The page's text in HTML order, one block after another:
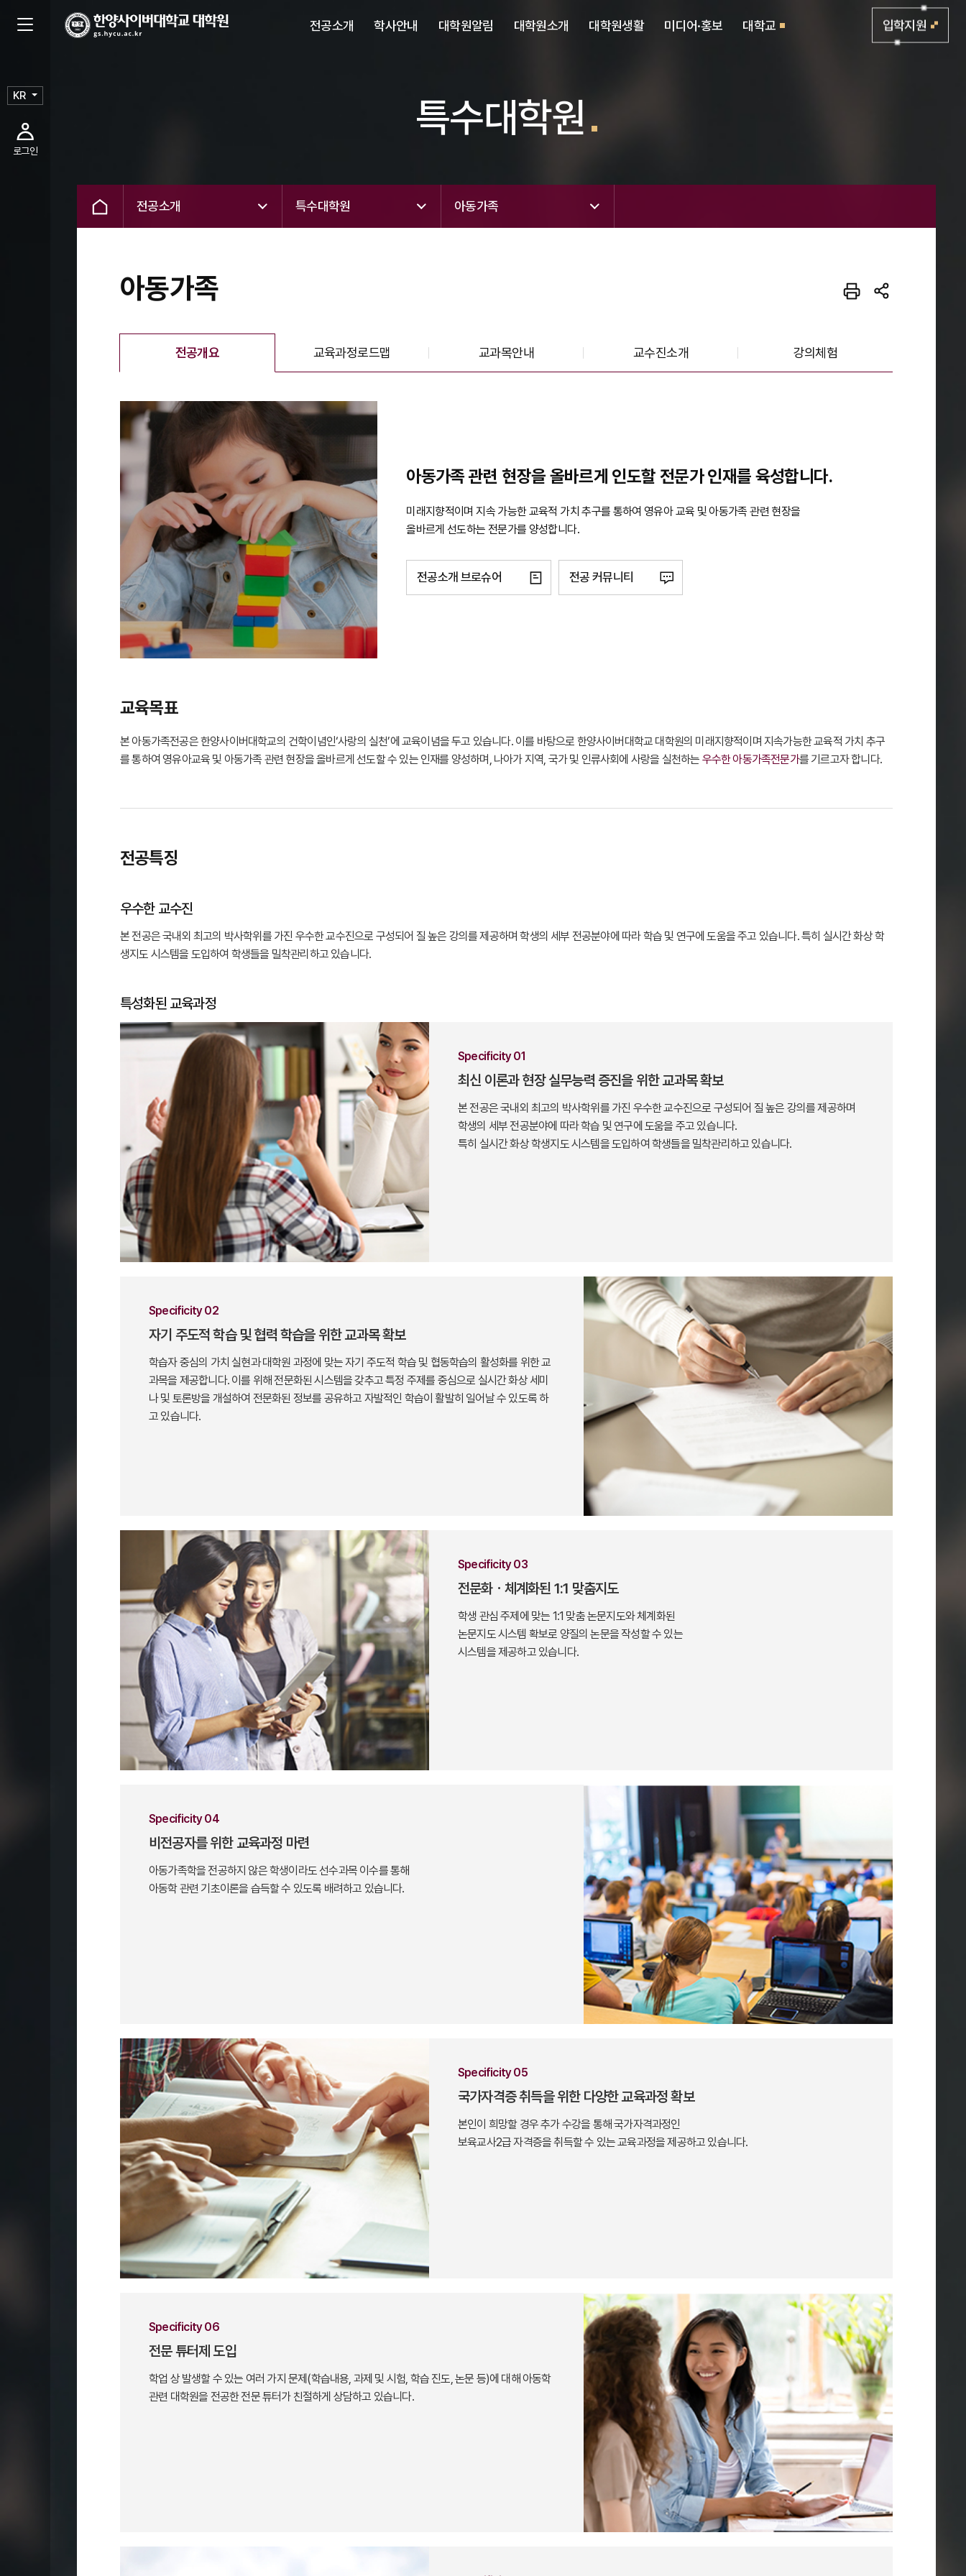
전공소개 학사안내 대학원알림 대학원소개 대학원생활 미디어·홍보 대학교 입학지원
KR
로그인
특수대학원
전공소개 특수대학원 아동가족
아동가족
전공개요
교육과정로드맵 교과목안내 교수진소개 강의체험
전공개요
아동가족 관련 현장을 올바르게 인도할 전문가 인재를 육성합니다.
미래지향적이며 지속 가능한 교육적 가치 추구를 통하여 영유아 교육 및 아동가족 관련 현장을
올바르게 선도하는 전문가를 양성합니다.
전공소개 브로슈어 전공 커뮤니티
교육목표
본 아동가족전공은 한양사이버대학교의 건학이념인‘사랑의 실천’에 교육이념을 두고 있습니다. 이를 바탕으로 한양사이버대학교 대학원의 미래지향적이며 지속가능한 교육적 가치 추구
를 통하여 영유아교육 및 아동가족 관련 현장을 올바르게 선도할 수 있는 인재를 양성하며, 나아가 지역, 국가 및 인류사회에 사랑을 실천하는 우수한 아동가족전문가를 기르고자 합니다.
전공특징
우수한 교수진
본 전공은 국내외 최고의 박사학위를 가진 우수한 교수진으로 구성되어 질 높은 강의를 제공하며 학생의 세부 전공분야에 따라 학습 및 연구에 도움을 주고 있습니다. 특히 실시간 화상 학
생지도 시스템을 도입하여 학생들을 밀착관리하고 있습니다.
특성화된 교육과정
Specificity 01
최신 이론과 현장 실무능력 증진을 위한 교과목 확보
본 전공은 국내외 최고의 박사학위를 가진 우수한 교수진으로 구성되어 질 높은 강의를 제공하며
학생의 세부 전공분야에 따라 학습 및 연구에 도움을 주고 있습니다.
특히 실시간 화상 학생지도 시스템을 도입하여 학생들을 밀착관리하고 있습니다.
Specificity 02
자기 주도적 학습 및 협력 학습을 위한 교과목 확보
학습자 중심의 가치 실현과 대학원 과정에 맞는 자기 주도적 학습 및 협동학습의 활성화를 위한 교
과목을 제공합니다. 이를 위해 전문화된 시스템을 갖추고 특정 주제를 중심으로 실시간 화상 세미
나 및 토론방을 개설하여 전문화된 정보를 공유하고 자발적인 학습이 활발히 일어날 수 있도록 하
고 있습니다.
Specificity 03
전문화ㆍ체계화된 1:1 맞춤지도
학생 관심 주제에 맞는 1:1 맞춤 논문지도와 체계화된
논문지도 시스템 확보로 양질의 논문을 작성할 수 있는
시스템을 제공하고 있습니다.
Specificity 04
비전공자를 위한 교육과정 마련
아동가족학을 전공하지 않은 학생이라도 선수과목 이수를 통해
아동학 관련 기초이론을 습득할 수 있도록 배려하고 있습니다.
Specificity 05
국가자격증 취득을 위한 다양한 교육과정 확보
본인이 희망할 경우 추가 수강을 통해 국가자격과정인
보육교사2급 자격증을 취득할 수 있는 교육과정을 제공하고 있습니다.
Specificity 06
전문 튜터제 도입
학업 상 발생할 수 있는 여러 가지 문제(학습내용, 과제 및 시험, 학습 진도, 논문 등)에 대해 아동학
관련 대학원을 전공한 전문 튜터가 친절하게 상담하고 있습니다.